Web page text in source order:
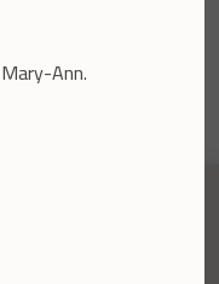
Ann.